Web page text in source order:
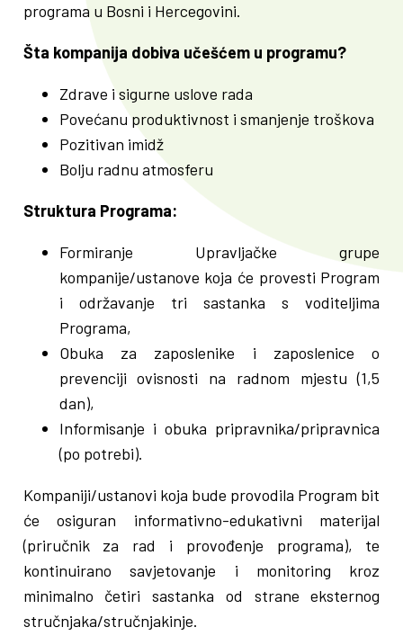
programa u Bosni i Hercegovini.
Šta kompanija dobiva učešćem u programu?
Zdrave i sigurne uslove rada
Povećanu produktivnost i smanjenje troškova
Pozitivan imidž
Bolju radnu atmosferu
Struktura Programa:
Formiranje Upravljačke grupe
kompanije/ustanove koja će provesti Program
i održavanje tri sastanka s voditeljima
Programa,
Obuka za zaposlenike i zaposlenice o
prevenciji ovisnosti na radnom mjestu (1,5
dan),
Informisanje i obuka pripravnika/pripravnica
(po potrebi).
Kompaniji/ustanovi koja bude provodila Program bit
će osiguran informativno-edukativni materijal
(priručnik za rad i provođenje programa), te
kontinuirano savjetovanje i monitoring kroz
minimalno četiri sastanka od strane eksternog
stručnjaka/stručnjakinje.